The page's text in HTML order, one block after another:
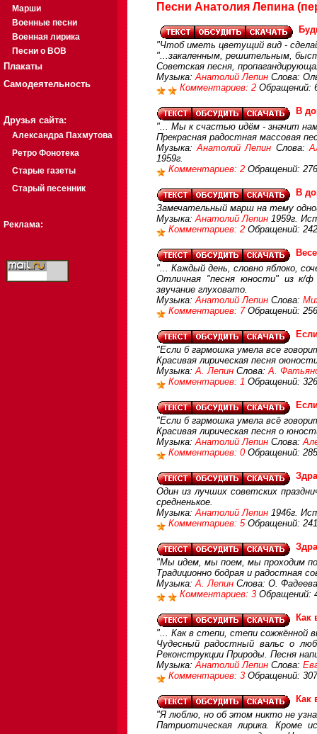
Марши
Военные песни
Военная лирика
Песни о ВОВ
Плакаты
Самодеятельность
Друзья сайта:
Александра Пахмутова
Ретро Фонотека
Старые газеты
Старый песенник
Реклама:
Песни Анатолия Лепина
"Чтоб иметь цветущий вид -
"...закаленным, решительным,
Советская песня,
Музыка:Анатолий Лепин Слова:
Комментариев: 2 Обращений:
В
"... Мы к счастью идём - значит
Прекрасная радостная массовая
Музыка:Анатолий Лепин Слова:
1959г.
Комментариев: 2 Обращений:
В
Замечательный марш на тему
Музыка:Анатолий Лепин 1959г.
Комментариев: 2 Обращений:
"... Каждый день, словно яблоко,
Отличная "песня юности" из к/
звучание глуховато.
Музыка:Анатолий Лепин Слова:
Комментариев: 7 Обращений:
"Если б гармошка умела все
Красивая лирическая песня
Музыка:А. Лепин Слова:А.
Комментариев: 1 Обращений:
"Если б гармошка умела всё
Красивая лирическая песня о
Музыка:Анатолий Лепин Слова:
Комментариев: 0 Обращений:
Один из лучших советских
средненькое.
Музыка:Анатолий Лепин 1946г.
Комментариев: 5 Обращений:
"Мы идем, мы поем, мы проходим
Традиционно бодрая и радостная
Музыка:А. Лепин Слова: О.
Комментариев: 3 Обращений:
Как
"... Как в степи, степи сожжённой
Чудесный радостный вальс о
Реконструкции Природы. Песня
Музыка:Анатолий Лепин Слова:
Комментариев: 3 Обращений:
Как
"Я люблю, но об этом никто не
Патриотическая лирика. Кроме